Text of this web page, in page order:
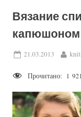
Вязание
капюшоном
Posted
21.03.2013 By
Прочитано: 1 921